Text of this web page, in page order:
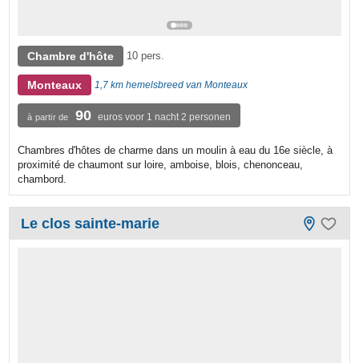
Chambre d'hôte 10 pers.
Monteaux 1,7 km hemelsbreed van Monteaux
à partir de 90 euros voor 1 nacht 2 personen
Chambres d'hôtes de charme dans un moulin à eau du 16e siècle, à
proximité de chaumont sur loire, amboise, blois, chenonceau,
chambord.
Le clos sainte-marie